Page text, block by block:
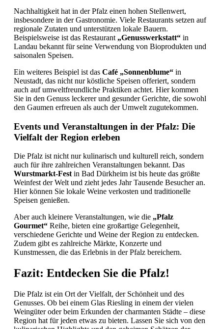
Nachhaltigkeit hat in der Pfalz einen hohen Stellenwert,
insbesondere in der Gastronomie. Viele Restaurants setzen auf
regionale Zutaten und unterstützen lokale Bauern.
Beispielsweise ist das Restaurant „Genusswerkstatt“ in
Landau bekannt für seine Verwendung von Bioprodukten und
saisonalen Speisen.
Ein weiteres Beispiel ist das Café „Sonnenblume“ in
Neustadt, das nicht nur köstliche Speisen offeriert, sondern
auch auf umweltfreundliche Praktiken achtet. Hier kommen
Sie in den Genuss leckerer und gesunder Gerichte, die sowohl
den Gaumen erfreuen als auch der Umwelt zugutekommen.
Events und Veranstaltungen in der Pfalz: Die
Vielfalt der Region erleben
Die Pfalz ist nicht nur kulinarisch und kulturell reich, sondern
auch für ihre zahlreichen Veranstaltungen bekannt. Das
Wurstmarkt-Festin Bad Dürkheim ist bis heute das größte
Weinfest der Welt und zieht jedes Jahr Tausende Besucher an.
Hier können Sie lokale Weine verkosten und traditionelle
Speisen genießen.
Aber auch kleinere Veranstaltungen, wie die „Pfalz
Gourmet“ Reihe, bieten eine großartige Gelegenheit,
verschiedene Gerichte und Weine der Region zu entdecken.
Zudem gibt es zahlreiche Märkte, Konzerte und
Kunstmessen, die das Erlebnis in der Pfalz bereichern.
Fazit: Entdecken Sie die Pfalz!
Die Pfalz ist ein Ort der Vielfalt, der Schönheit und des
Genusses. Ob bei einem Glas Riesling in einem der vielen
Weingüter oder beim Erkunden der charmanten Städte – diese
Region hat für jeden etwas zu bieten. Lassen Sie sich von den